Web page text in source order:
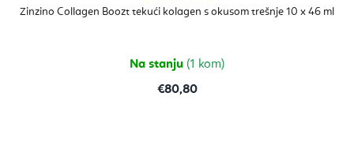
Zinzino Collagen Boozt tekući kolagen s okusom trešnje 10 x 46 ml
proizvoda
je
zvjezdica.
Na stanju (1 kom)
€80,80